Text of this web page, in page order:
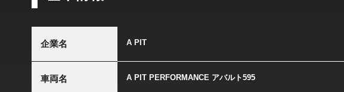
企業名 A PIT
車両名 A PIT PERFORMANCE アバルト595